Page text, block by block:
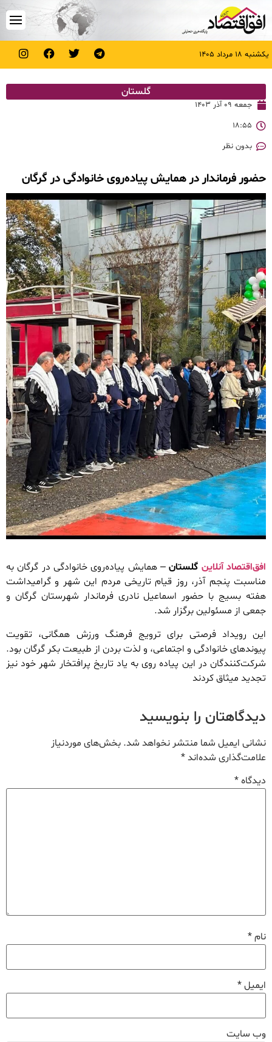
یکشنبه ۱۸ مرداد ۱۴۰۵
گلستان
جمعه ۰۹ آذر ۱۴۰۳
۱۸:۵۵
بدون نظر
حضور فرماندار در همایش پیاده‌روی خانوادگی در گرگان
افق‌اقتصاد آنلاین گلستان– همایش پیاده‌روی خانوادگی در گرگان به
مناسبت پنجم آذر، روز قیام تاریخی مردم این شهر و گرامیداشت
هفته بسیج با حضور اسماعیل نادری فرماندار شهرستان گرگان و
جمعی از مسئولین برگزار شد.
این رویداد فرصتی برای ترویج فرهنگ ورزش همگانی، تقویت
پیوندهای خانوادگی و اجتماعی، و لذت بردن از طبیعت بکر گرگان بود.
شرکت‌کنندگان در این پیاده روی به یاد تاریخ پرافتخار شهر خود نیز
تجدید میثاق کردند
دیدگاهتان را بنویسید
نشانی ایمیل شما منتشر نخواهد شد. بخش‌های موردنیاز
علامت‌گذاری شده‌اند*
دیدگاه*
نام*
ایمیل*
وب‌ سایت